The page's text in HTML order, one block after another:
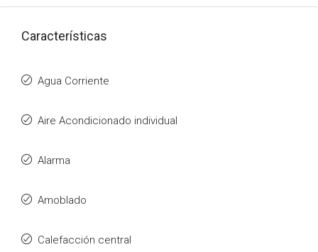
Características
Agua Corriente
Aire Acondicionado individual
Alarma
Amoblado
Calefacción central